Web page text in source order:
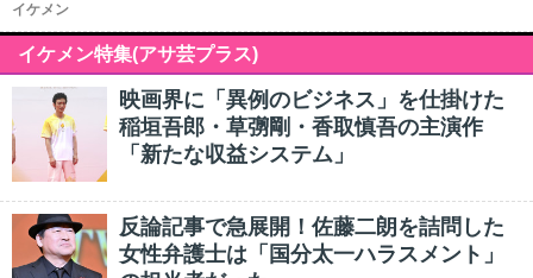
イケメン
イケメン特集(アサ芸プラス)
映画界に「異例のビジネス」を仕掛けた
稲垣吾郎・草彅剛・香取慎吾の主演作
「新たな収益システム」
反論記事で急展開！佐藤二朗を詰問した
女性弁護士は「国分太一ハラスメント」